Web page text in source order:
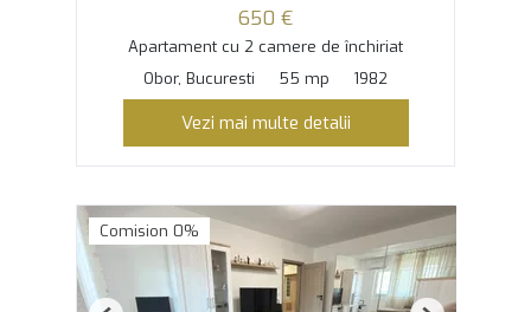
650 €
Apartament cu 2 camere de închiriat
Obor, Bucuresti
55 mp 1982
Vezi mai multe detalii
Comision 0%